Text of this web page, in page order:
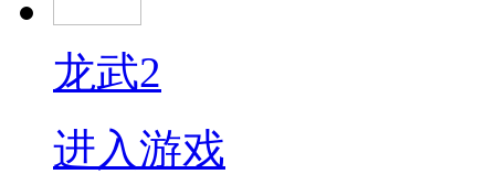
龙武2
进入游戏